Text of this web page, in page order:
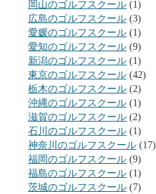
岡山のゴルフスクール (1)
広島のゴルフスクール (3)
愛媛のゴルフスクール (1)
愛知のゴルフスクール (9)
新潟のゴルフスクール (1)
東京のゴルフスクール (42)
栃木のゴルフスクール (2)
沖縄のゴルフスクール (1)
滋賀のゴルフスクール (2)
石川のゴルフスクール (1)
神奈川のゴルフスクール (17)
福岡のゴルフスクール (9)
福島のゴルフスクール (1)
茨城のゴルフスクール (7)